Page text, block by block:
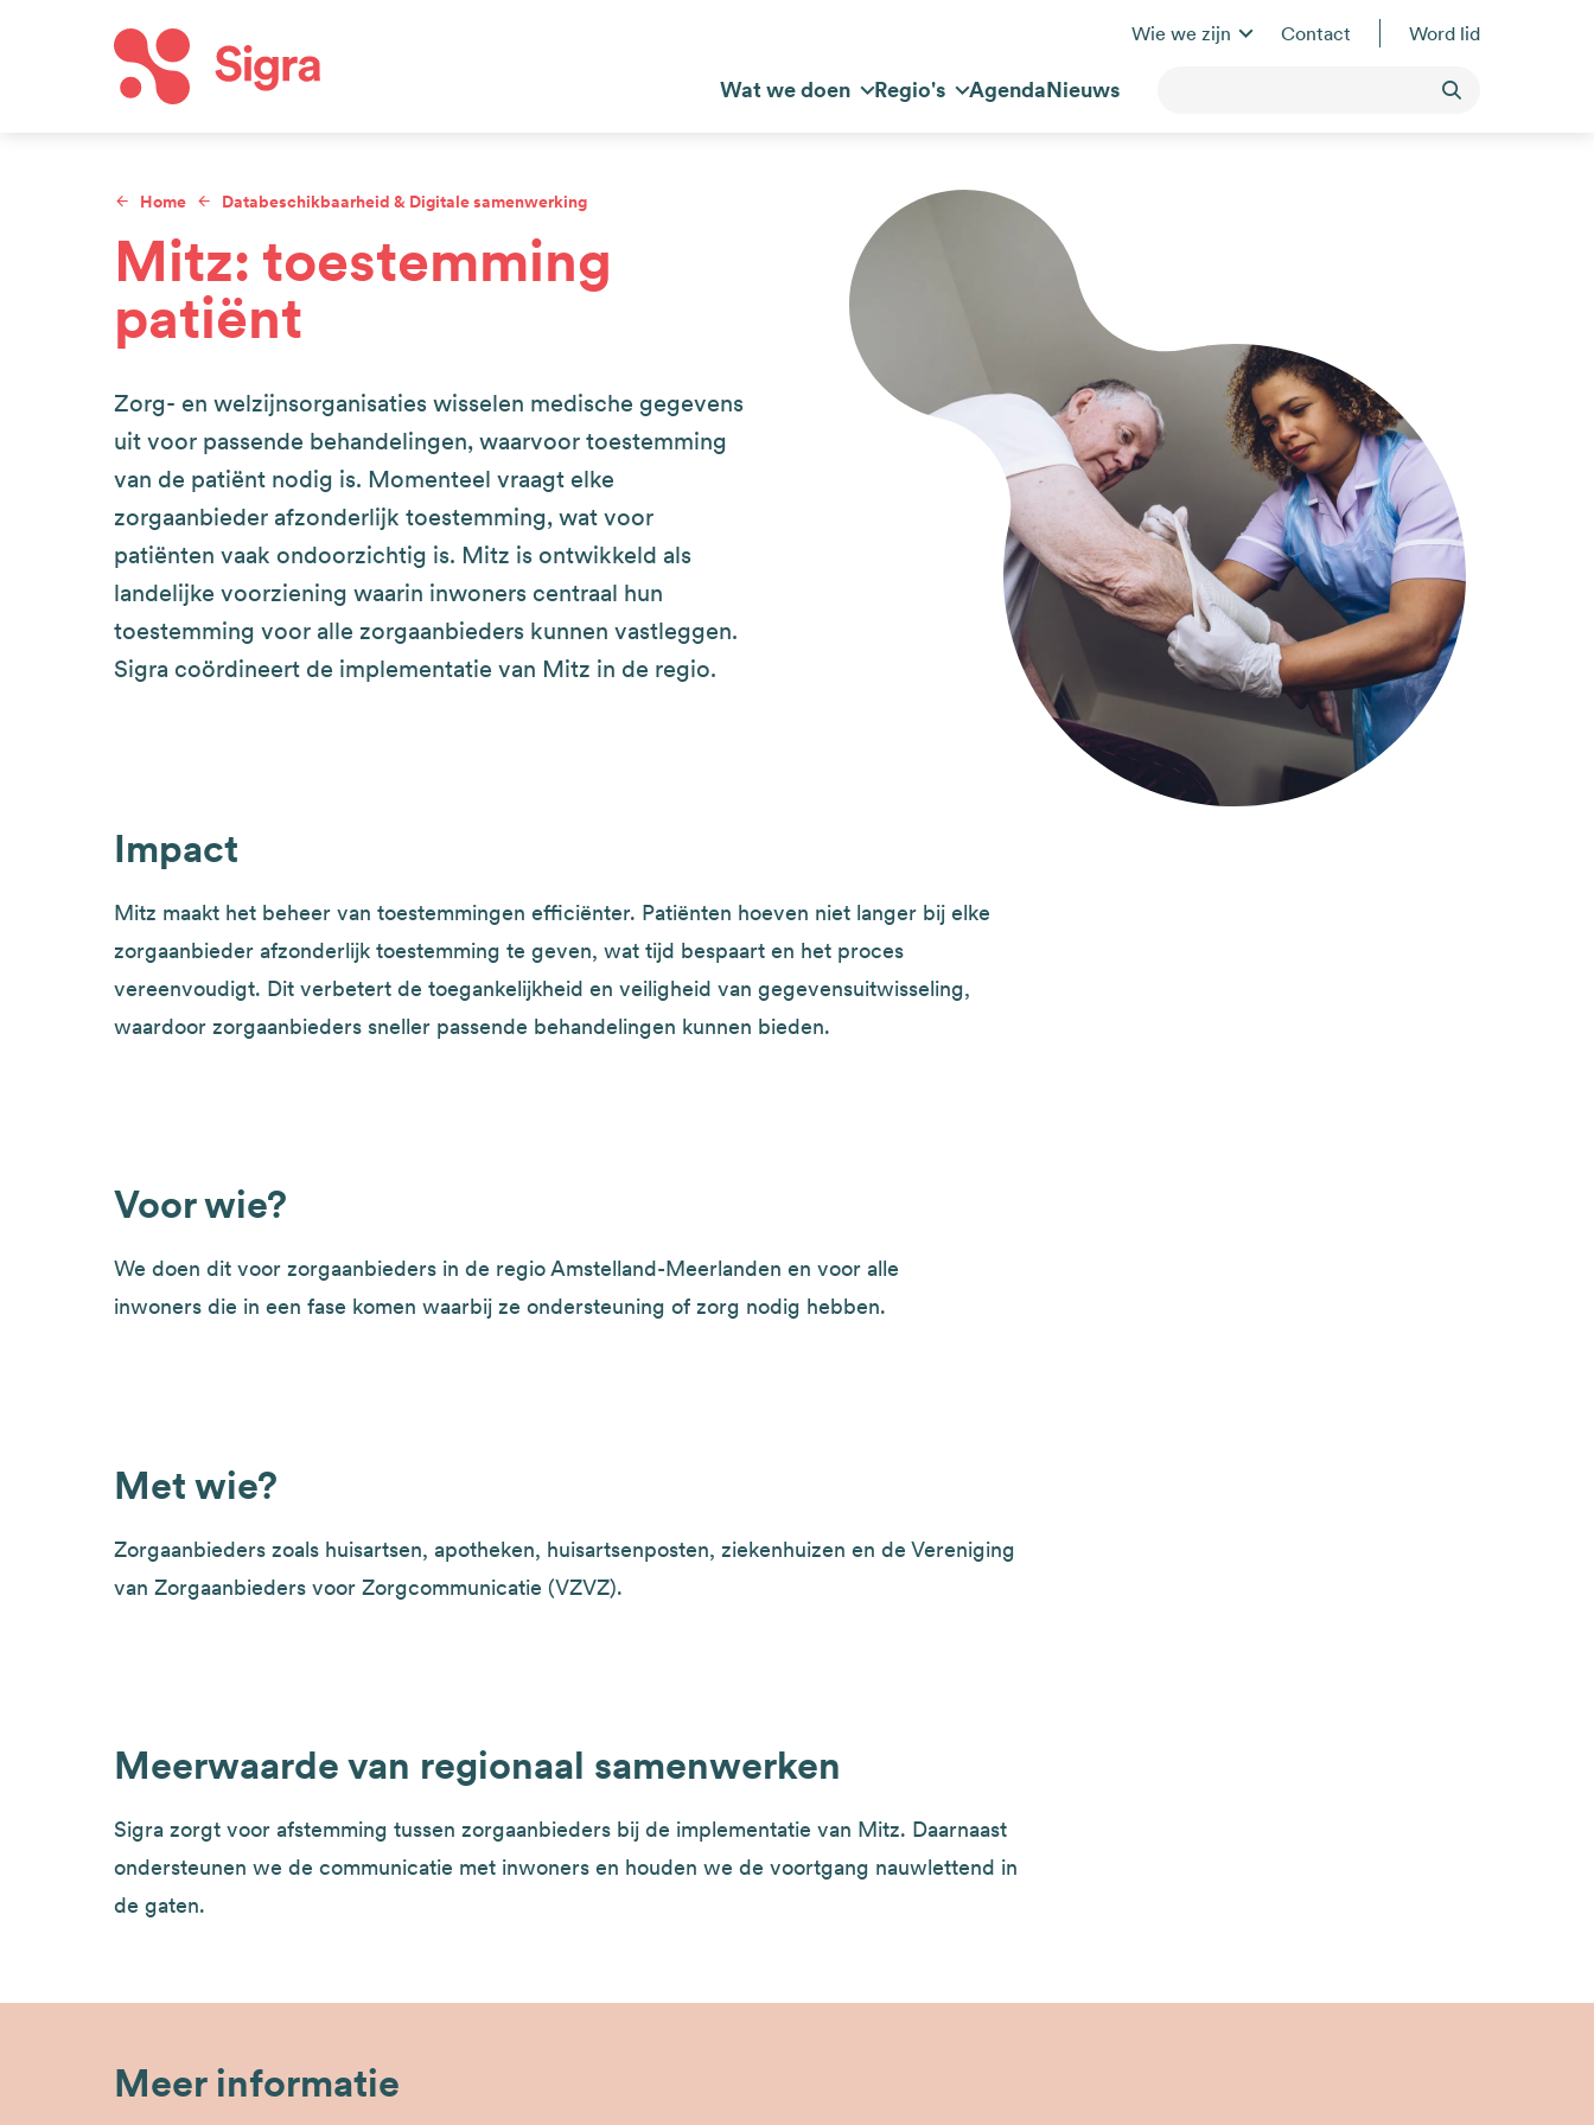
Top
Wie we zijn Contact Word lid
Wat we doen Regio's AgendaNieuws
Kruimelpad
Home Databeschikbaarheid & Digitale samenwerking
Mitz: toestemming
patiënt
Zorg- en welzijnsorganisaties wisselen medische gegevens
uit voor passende behandelingen, waarvoor toestemming
van de patiënt nodig is. Momenteel vraagt elke
zorgaanbieder afzonderlijk toestemming, wat voor
patiënten vaak ondoorzichtig is. Mitz is ontwikkeld als
landelijke voorziening waarin inwoners centraal hun
toestemming voor alle zorgaanbieders kunnen vastleggen.
Sigra coördineert de implementatie van Mitz in de regio.
Impact
Mitz maakt het beheer van toestemmingen efficiënter. Patiënten hoeven niet langer bij elke
zorgaanbieder afzonderlijk toestemming te geven, wat tijd bespaart en het proces
vereenvoudigt. Dit verbetert de toegankelijkheid en veiligheid van gegevensuitwisseling,
waardoor zorgaanbieders sneller passende behandelingen kunnen bieden.
Voor wie?
We doen dit voor zorgaanbieders in de regio Amstelland-Meerlanden en voor alle
inwoners die in een fase komen waarbij ze ondersteuning of zorg nodig hebben.
Met wie?
Zorgaanbieders zoals huisartsen, apotheken, huisartsenposten, ziekenhuizen en de Vereniging
van Zorgaanbieders voor Zorgcommunicatie (VZVZ).
Meerwaarde van regionaal samenwerken
Sigra zorgt voor afstemming tussen zorgaanbieders bij de implementatie van Mitz. Daarnaast
ondersteunen we de communicatie met inwoners en houden we de voortgang nauwlettend in
de gaten.
Meer informatie